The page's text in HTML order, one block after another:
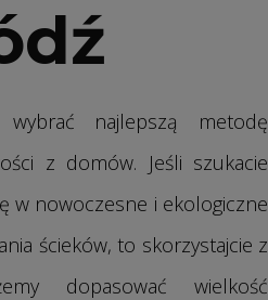
najlepszą metodę
z domów. Jeśli szukacie
w nowoczesne i ekologiczne
ścieków, to skorzystajcie z
dopasować wielkość